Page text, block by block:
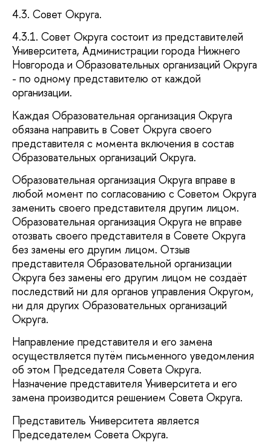
4.3. Совет Округа.
4.3.1. Совет Округа состоит из представителей
Университета, Администрации города Нижнего
Новгорода и Образовательных организаций Округа
- по одному представителю от каждой
организации.
Каждая Образовательная организация Округа
обязана направить в Совет Округа своего
представителя с момента включения в состав
Образовательных организаций Округа.
Образовательная организация Округа вправе в
любой момент по согласованию с Советом Округа
заменить своего представителя другим лицом.
Образовательная организация Округа не вправе
отозвать своего представителя в Совете Округа
без замены его другим лицом. Отзыв
представителя Образовательной организации
Округа без замены его другим лицом не создаёт
последствий ни для органов управления Округом,
ни для других Образовательных организаций
Округа.
Направление представителя и его замена
осуществляется путём письменного уведомления
об этом Председателя Совета Округа.
Назначение представителя Университета и его
замена производится решением Совета Округа.
Представитель Университета является
Председателем Совета Округа.